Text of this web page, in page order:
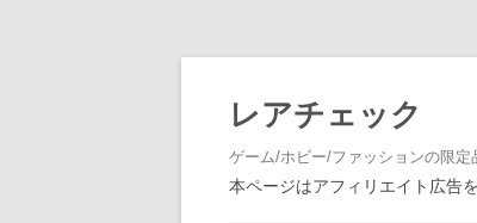
レアチェック
ゲーム/ホビー/ファッションの限定
本ページはアフィリエイト広告